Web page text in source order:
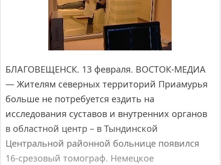
БЛАГОВЕЩЕНСК. 13 февраля. ВОСТОК-МЕДИА
— Жителям северных территорий Приамурья
больше не потребуется ездить на
исследования суставов и внутренних органов
в областной центр – в Тындинской
Центральной районной больнице появился
16-срезовый томограф. Немецкое